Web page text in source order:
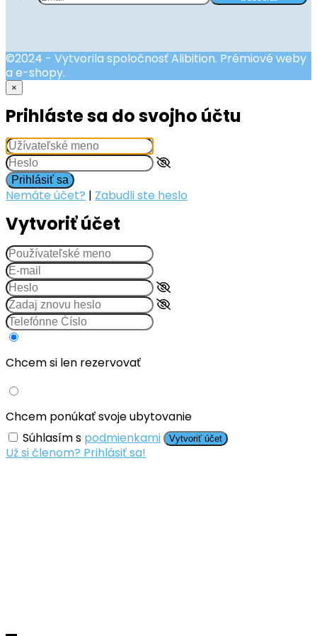
©2024 - Vytvorila spoločnosť Alibition. Prémiové weby
a e-shopy.
×
Prihláste sa do svojho účtu
Prihlásiť sa
Nemáte účet? | Zabudli ste heslo
Vytvoriť účet
Chcem si len rezervovať
Chcem ponúkať svoje ubytovanie
Súhlasím s podmienkami Vytvoriť účet
Už si členom? Prihlásiť sa!